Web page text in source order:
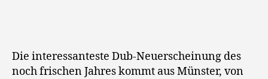
Die interessanteste Dub-Neuerscheinung des
noch frischen Jahres kommt aus Münster, von